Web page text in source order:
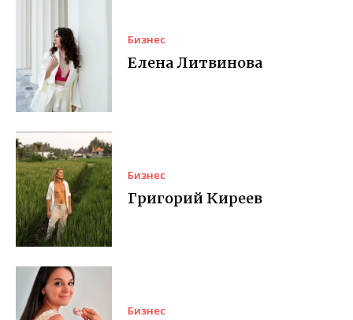
Бизнес
Елена Литвинова
Бизнес
Григорий Киреев
Бизнес